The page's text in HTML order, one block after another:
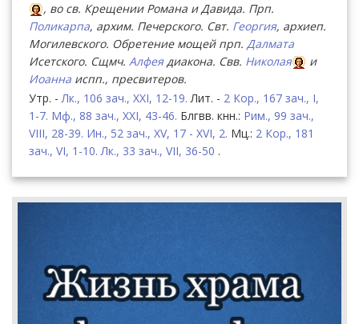
, во св. Крещении Романа и Давида. Прп.
Поликарпа, архим. Печерского. Свт. Георгия, архиеп.
Могилевского. Обретение мощей прп. Далмата
Исетского. Сщмч. Алфеядиакона. Свв. Николая
и
Иоанна испп., пресвитеров.
Утр. -Лк., 106 зач., XXI, 12-19. Лит. - 2 Кор., 167 зач., I,
1-7. Мф., 88 зач., XXI, 43-46. Блгвв. кнн.: Рим., 99 зач.,
VIII, 28-39. Ин., 52 зач., XV, 17 - XVI, 2. Мц.: 2 Кор., 181
зач., VI, 1-10. Лк., 33 зач., VII, 36-50 .